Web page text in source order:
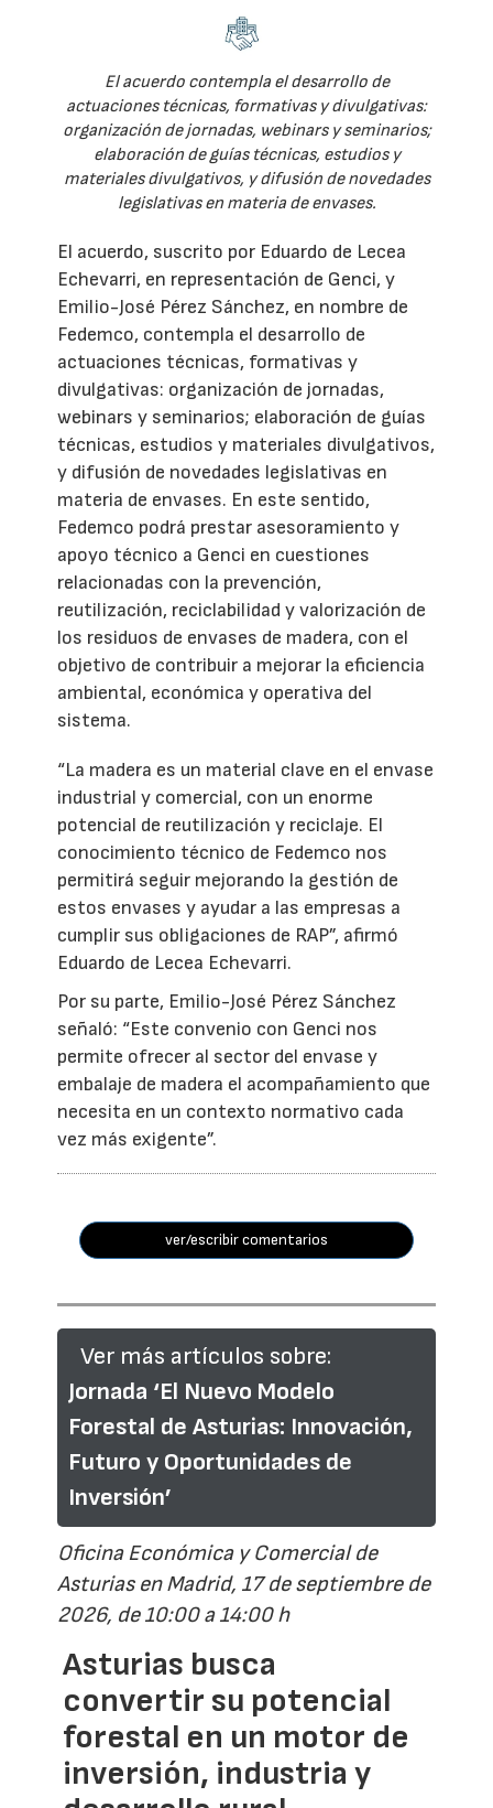
El acuerdo contempla el desarrollo de
actuaciones técnicas, formativas y divulgativas:
organización de jornadas, webinars y seminarios;
elaboración de guías técnicas, estudios y
materiales divulgativos, y difusión de novedades
legislativas en materia de envases.
El acuerdo, suscrito por Eduardo de Lecea
Echevarri, en representación de Genci, y
Emilio-José Pérez Sánchez, en nombre de
Fedemco, contempla el desarrollo de
actuaciones técnicas, formativas y
divulgativas: organización de jornadas,
webinars y seminarios; elaboración de guías
técnicas, estudios y materiales divulgativos,
y difusión de novedades legislativas en
materia de envases. En este sentido,
Fedemco podrá prestar asesoramiento y
apoyo técnico a Genci en cuestiones
relacionadas con la prevención,
reutilización, reciclabilidad y valorización de
los residuos de envases de madera, con el
objetivo de contribuir a mejorar la eficiencia
ambiental, económica y operativa del
sistema.
“La madera es un material clave en el envase
industrial y comercial, con un enorme
potencial de reutilización y reciclaje. El
conocimiento técnico de Fedemco nos
permitirá seguir mejorando la gestión de
estos envases y ayudar a las empresas a
cumplir sus obligaciones de RAP”, afirmó
Eduardo de Lecea Echevarri.
Por su parte, Emilio-José Pérez Sánchez
señaló: “Este convenio con Genci nos
permite ofrecer al sector del envase y
embalaje de madera el acompañamiento que
necesita en un contexto normativo cada
vez más exigente”.
ver/escribir comentarios
Ver más artículos sobre:
Jornada ‘El Nuevo Modelo
Forestal de Asturias: Innovación,
Futuro y Oportunidades de
Inversión’
Oficina Económica y Comercial de
Asturias en Madrid, 17 de septiembre de
2026, de 10:00 a 14:00 h
Asturias busca
convertir su potencial
forestal en un motor de
inversión, industria y